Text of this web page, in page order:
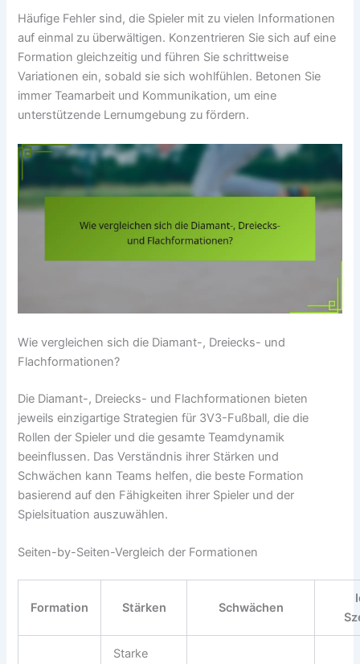
Häufige Fehler sind, die Spieler mit zu vielen Informationen
auf einmal zu überwältigen. Konzentrieren Sie sich auf eine
Formation gleichzeitig und führen Sie schrittweise
Variationen ein, sobald sie sich wohlfühlen. Betonen Sie
immer Teamarbeit und Kommunikation, um eine
unterstützende Lernumgebung zu fördern.
Wie vergleichen sich die Diamant-, Dreiecks- und
Flachformationen?
Die Diamant-, Dreiecks- und Flachformationen bieten
jeweils einzigartige Strategien für 3V3-Fußball, die die
Rollen der Spieler und die gesamte Teamdynamik
beeinflussen. Das Verständnis ihrer Stärken und
Schwächen kann Teams helfen, die beste Formation
basierend auf den Fähigkeiten ihrer Spieler und der
Spielsituation auszuwählen.
Seiten-by-Seiten-Vergleich der Formationen
Formation Stärken Schwächen
Starke